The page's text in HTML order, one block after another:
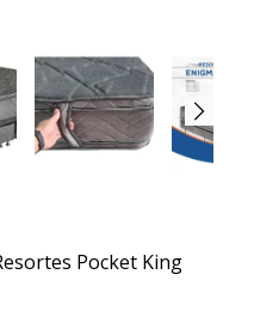
Pocket King